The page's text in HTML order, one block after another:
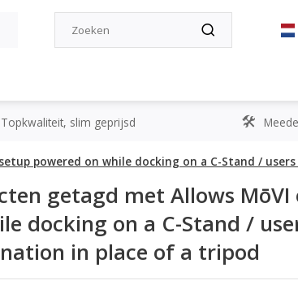
Topkwaliteit, slim geprijsd
powered on while docking on a C-Stand /
getagd met Allows
docking on a C-Stand /
in place of a tripod